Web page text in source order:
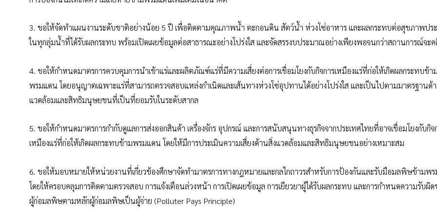
3. ขอให้จัดทำแผนงานระดับชาติอย่างน้อย 5 ปี เพื่อติดตามคุณภาพน้ำ ตะกอนดิน สัตว์น้ำ ห่วงโซ่อาหาร และผลกระทบต่อสุขภาพปร
ในทุกลุ่มน้ำที่ได้รับผลกระทบ พร้อมเปิดเผยข้อมูลต่อสาธารณะอย่างโปร่งใส และจัดสรรงบประมาณอย่างเพียงพอจนกว่าสถานการณ์จะ
4. ขอให้กำหนดมาตรการควบคุมการนำเข้าแร่และผลิตภัณฑ์แร่ที่มีความเสี่ยงต่อการเชื่อมโยงกับกิจการเหมืองแร่ที่ก่อให้เกิดผลกระทบข้า
พรมแดน โดยอนุญาตเฉพาะแร่ที่สามารถตรวจสอบแหล่งกำเนิดและเส้นทางห่วงโซ่อุปทานได้อย่างโปร่งใส และเป็นไปตามมาตรฐานด้
แวดล้อมและสิทธิมนุษยชนที่เป็นที่ยอมรับในระดับสากล
5. ขอให้กำหนดมาตรการกำกับดูแลการส่งออกสินค้า เครื่องจักร อุปกรณ์ และการสนับสนุนทางธุรกิจจากประเทศไทยที่อาจเชื่อมโยงกับกิจ
เหมืองแร่ที่ก่อให้เกิดผลกระทบข้ามพรมแดน โดยให้มีการประเมินความเสี่ยงด้านสิ่งแวดล้อมและสิทธิมนุษยชนอย่างเหมาะสม
6. ขอให้มอบหมายให้หน่วยงานที่เกี่ยวข้องศึกษาจัดทำมาตรการทางกฎหมายและกลไกถาวรสำหรับการป้องกันและรับมือมลพิษข้ามพ
โดยให้ครอบคลุมการติดตามตรวจสอบ การแจ้งเตือนล่วงหน้า การเปิดเผยข้อมูล การเยียวยาผู้ได้รับผลกระทบ และการกำหนดความรับผิ
ผู้ก่อมลพิษตามหลักผู้ก่อมลพิษเป็นผู้จ่าย (Polluter Pays Principle)